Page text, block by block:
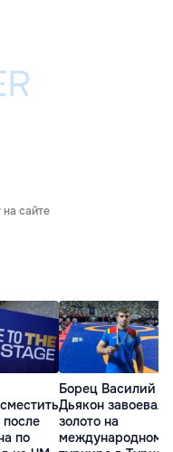
на сайте
по
Борец Василий
Дьякон завоевал
золото на
международном